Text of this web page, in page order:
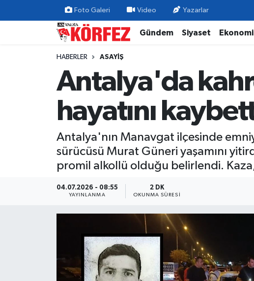
Foto Galeri Video Yazarlar
Gündem Siyaset Ekonomi
HABERLER ASAYIŞ
Antalya'da
hayatını
Antalya'nın Manavgat ilçesinde
sürücüsü Murat Güneri yaşamını
promil alkollü olduğu belirlendi.
04.07.2026 - 08:55
YAYINLANMA
2 DK
OKUNMA SÜRESI
Gündem
Yerel Yönetim
Nöbetçi Eczaneler
Trafik Durumu
Süper Lig Puan Durumu ve Fikstür
Tüm Manşetler
Son Dakika Haberleri
Haber Arşivi